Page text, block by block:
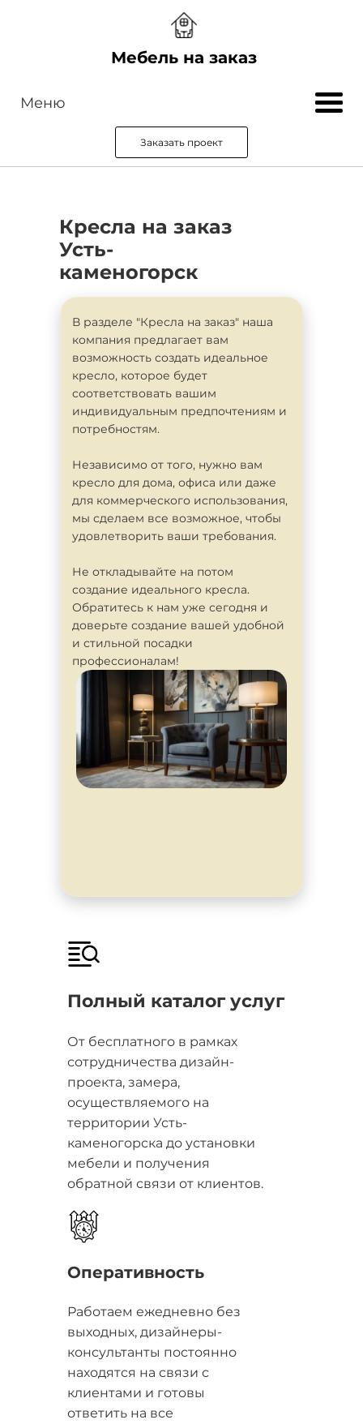
Мебель на заказ
Меню
Заказать проект
Кресла на заказ
Усть-
каменогорск
В разделе "Кресла на заказ" наша
компания предлагает вам
возможность создать идеальное
кресло, которое будет
соответствовать вашим
индивидуальным предпочтениям и
потребностям.
Независимо от того, нужно вам
кресло для дома, офиса или даже
для коммерческого использования,
мы сделаем все возможное, чтобы
удовлетворить ваши требования.
Не откладывайте на потом
создание идеального кресла.
Обратитесь к нам уже сегодня и
доверьте создание вашей удобной
и стильной посадки
профессионалам!
Полный каталог услуг
От бесплатного в рамках
сотрудничества дизайн-
проекта, замера,
осуществляемого на
территории Усть-
каменогорска до установки
мебели и получения
обратной связи от клиентов.
Оперативность
Работаем ежедневно без
выходных, дизайнеры-
консультанты постоянно
находятся на связи с
клиентами и готовы
ответить на все